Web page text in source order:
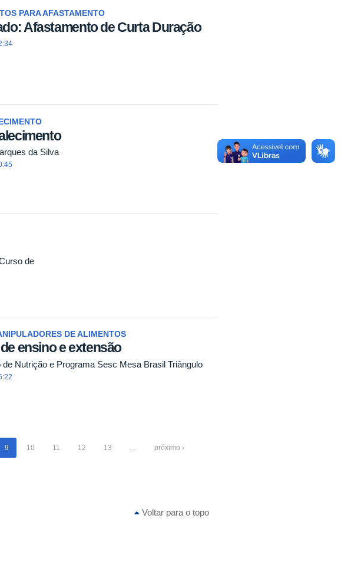
PARA AFASTAMENTO
Afastamento de Curta Duração
da Silva
de
DE ALIMENTOS
ensino e extensão
Nutrição e Programa Sesc Mesa Brasil Triângulo
9 10 11 12 13 … próximo ›
Voltar para o topo